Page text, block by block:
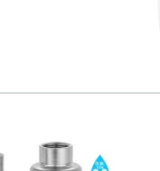
Je nach